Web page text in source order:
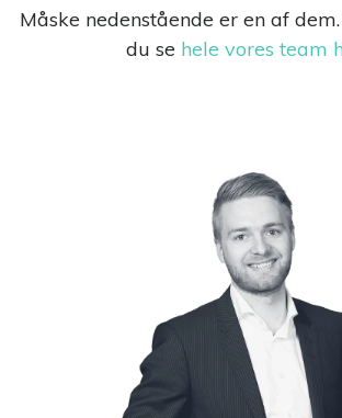
elevens/lærlingens
praktikmål
tilrettelæg digitale
læringsforløb
Måske nedenstående er en af
du se hele vores team